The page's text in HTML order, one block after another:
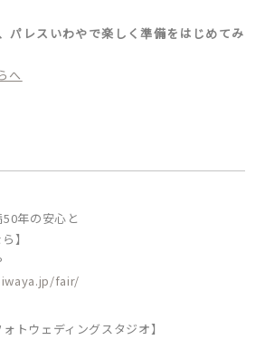
パレスいわやで楽しく準備をはじめてみ
へ
50年の安心と
】
fair/
トウェディングスタジオ】